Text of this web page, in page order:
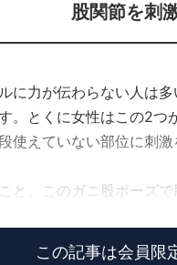
股関節を刺
に力が伝わらない人は
。とくに女性はこの2
使えていない部位に刺激
と。このガニ股ポーズ
この記事は会員限